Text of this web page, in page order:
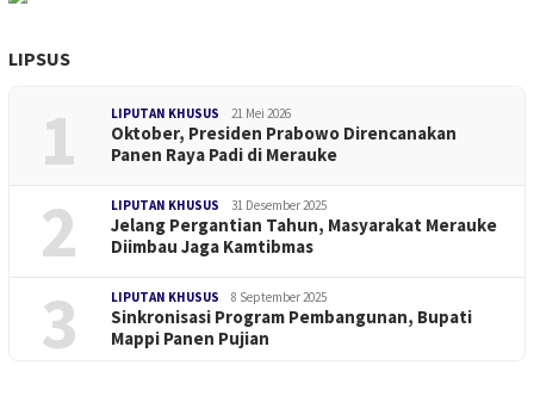
LIPSUS
1 LIPUTAN KHUSUS 21 Mei 2026
Oktober, Presiden Prabowo Direncanakan
Panen Raya Padi di Merauke
2 LIPUTAN KHUSUS 31 Desember 2025
Jelang Pergantian Tahun, Masyarakat Merauke
Diimbau Jaga Kamtibmas
3 LIPUTAN KHUSUS 8 September 2025
Sinkronisasi Program Pembangunan, Bupati
Mappi Panen Pujian